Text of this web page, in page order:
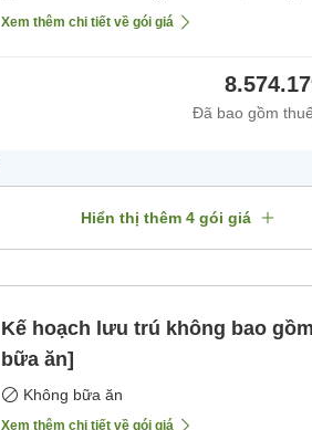
Xem thêm chi tiết về gói giá
Đã bao gồm
Hiển thị thêm 4 gói giá
Kế hoạch lưu trú không bao
bữa ăn]
Không bữa ăn
Xem thêm chi tiết về gói giá